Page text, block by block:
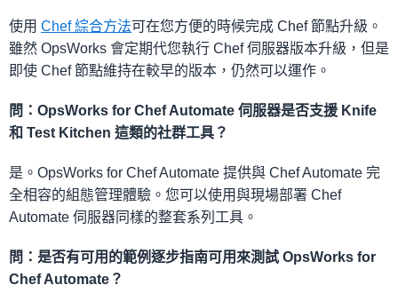
使用 Chef 綜合方法可在您方便的時候完成 Chef 節點升級。
雖然 OpsWorks 會定期代您執行 Chef 伺服器版本升級，但是
即使 Chef 節點維持在較早的版本，仍然可以運作。
問：OpsWorks for Chef Automate 伺服器是否支援 Knife
和 Test Kitchen 這類的社群工具？
是。OpsWorks for Chef Automate 提供與 Chef Automate 完
全相容的組態管理體驗。您可以使用與現場部署 Chef
Automate 伺服器同樣的整套系列工具。
問：是否有可用的範例逐步指南可用來測試 OpsWorks for
Chef Automate？